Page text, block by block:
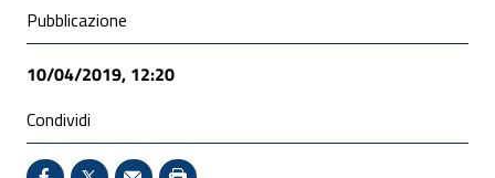
Condivisione social
Pubblicazione
10/04/2019, 12:20
Condividi